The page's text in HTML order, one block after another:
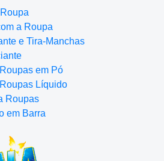
a Roupa
e Tira-Manchas
em Pó
Líquido
Roupas
em Barra